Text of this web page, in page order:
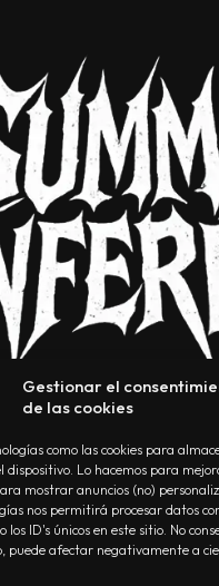
Gestionar el
de las cookies
como las cookies para
dispositivo. Lo hacemos para
mostrar anuncios (no)
nos permitirá procesar datos
los ID's únicos en este sitio. No
puede afectar negativamente a
CONTACTO EDITORIAL